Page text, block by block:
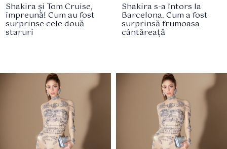
Shakira și Tom Cruise,
împreună! Cum au fost
surprinse cele două
staruri
Shakira s-a întors la
Barcelona. Cum a fost
surprinsă frumoasa
cântăreață